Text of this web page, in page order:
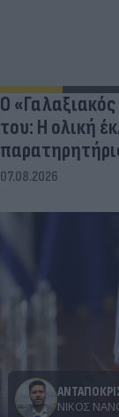
Ο
του: Η ολική
07.08.2026
ΝΊΚΟΣ